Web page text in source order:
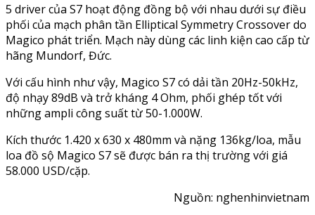
5 driver của S7 hoạt động đồng bộ với nhau dưới sự điều
phối của mạch phân tần Elliptical Symmetry Crossover do
Magico phát triển. Mạch này dùng các linh kiện cao cấp từ
hãng Mundorf, Đức.
Với cấu hình như vậy, Magico S7 có dải tần 20Hz-50kHz,
độ nhạy 89dB và trở kháng 4 Ohm, phối ghép tốt với
những ampli công suất từ 50-1.000W.
Kích thước 1.420 x 630 x 480mm và nặng 136kg/loa, mẫu
loa đồ sộ Magico S7 sẽ được bán ra thị trường với giá
58.000 USD/cặp.
Nguồn: nghenhinvietnam